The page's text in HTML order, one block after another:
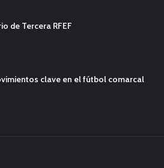
de Tercera RFEF
clave en el fútbol comarcal